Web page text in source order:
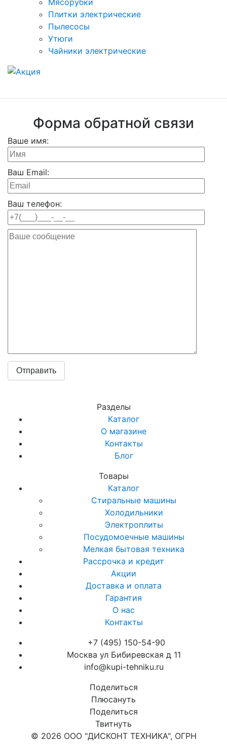
Плитки электрические
Пылесосы
Утюги
Чайники электрические
Форма обратной связи
Ваше имя:
Ваш Email:
Ваш телефон:
Разделы
Каталог
О магазине
Контакты
Блог
Товары
Каталог
Стиральные машины
Холодильники
Электроплиты
Посудомоечные машины
Мелкая бытовая техника
Рассрочка и кредит
Акции
Доставка и оплата
Гарантия
О нас
Контакты
+7 (495) 150-54-90
Москва ул Бибиревская д 11
info@kupi-tehniku.ru
Поделиться
Плюсануть
Поделиться
Твитнуть
© 2026 ООО "ДИСКОНТ ТЕХНИКА", ОГРН